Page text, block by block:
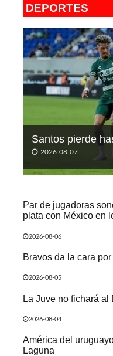
DEPORTES
Santos pierde
2026-08-07
Par de jugadoras
plata con México en
2026-08-06
Bravos da la cara
2026-08-05
La Juve no fichará al
2026-08-04
América del
Laguna